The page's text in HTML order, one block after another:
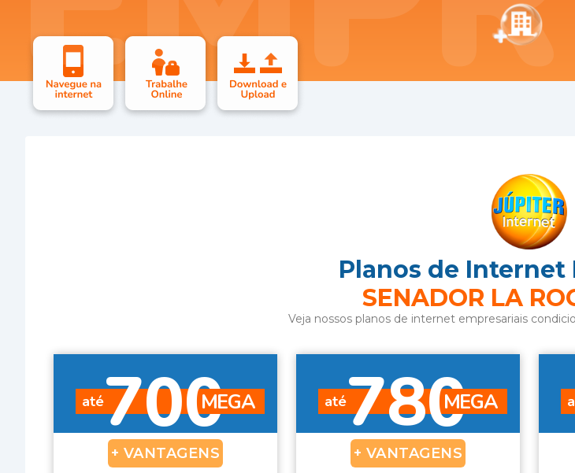
Planos de Internet
SENADOR LA
Veja nossos planos de internet empresariais
até700MEGA
+ VANTAGENS
até780MEGA
+ VANTAGENS